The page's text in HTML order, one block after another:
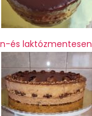
és laktózmentesen